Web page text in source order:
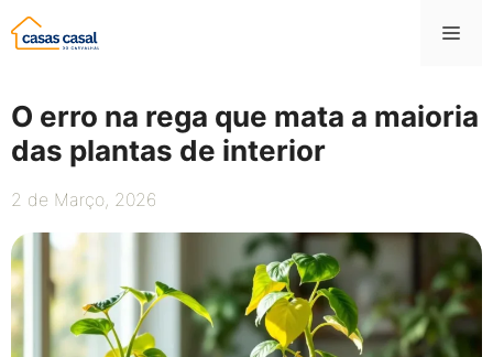
Saltar
para
O erro na rega que mata a maioria
das plantas de interior
2 de Março, 2026